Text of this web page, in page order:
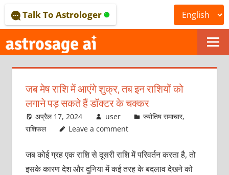
to
content
ONLINE
ASTROLOGICAL
JOURNAL
–
ASTROSAGE
MAGAZINE
Talk To Astrologer
जब मेष राशि में आएंगे शुक्र, तब इन राशियों को
लगाने पड़ सकते हैं डॉक्‍टर के चक्‍कर
अप्रैल 17, 2024 user ज्योतिष समाचार,
राशिफल
Leave a comment
जब कोई ग्रह एक राशि से दूसरी राशि में परिवर्तन करता है, तो
इसके कारण देश और दुनिया में कई तरह के बदलाव देखने को